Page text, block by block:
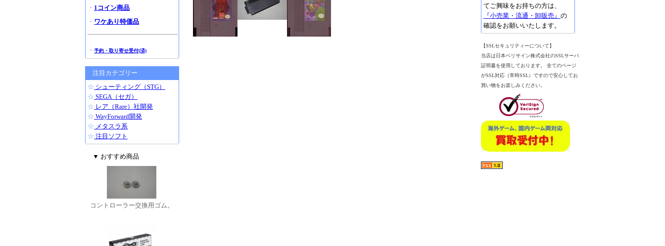
・ 1コイン商品
・ ワケあり特価品
・ 予約・取り寄せ受付(済)
注目カテゴリー
☆ シューティング（STG）
☆ SEGA（セガ）
☆ レア（Rare）社開発
☆ WayForward開発
☆ メタスラ系
☆ 注目ソフト
▼ おすすめ商品
コントローラー交換用ゴム。
てご興味をお持ちの方は、
『小売業・流通・卸販売』 の
確認をお願いいたします。
【SSLセキュリティーについて】
当店は日本ベリサイン株式会社のSSLサーバ
証明書を使用しております。 全てのページ
がSSL対応（常時SSL）ですので安心してお
買い物をお楽しみください。